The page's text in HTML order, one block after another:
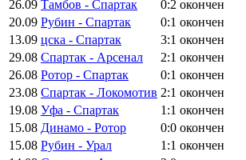
26.09 Тамбов - Спартак 0:2 окончен
20.09 Рубин - Спартак 0:1 окончен
13.09 цска - Спартак 3:1 окончен
29.08 Спартак - Арсенал 2:1 окончен
26.08 Ротор - Спартак 0:1 окончен
23.08 Спартак - Локомотив 2:1 окончен
19.08 Уфа - Спартак 1:1 окончен
15.08 Динамо - Ротор 0:0 окончен
15.08 Рубин - Урал 1:1 окончен